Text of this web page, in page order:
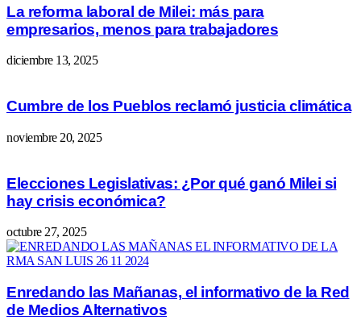
La reforma laboral de Milei: más para
empresarios, menos para trabajadores
diciembre 13, 2025
Cumbre de los Pueblos reclamó justicia climática
noviembre 20, 2025
Elecciones Legislativas: ¿Por qué ganó Milei si
hay crisis económica?
octubre 27, 2025
Enredando las Mañanas, el informativo de la Red
de Medios Alternativos